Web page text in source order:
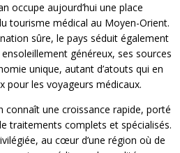
occupe aujourd’hui une place
tourisme médical au Moyen-Orient.
sûre, le pays séduit également
généreux, ses sources
unique, autant d’atouts qui en
pour les voyageurs médicaux.
connaît une croissance rapide, porté
traitements complets et spécialisés.
au cœur d’une région où de